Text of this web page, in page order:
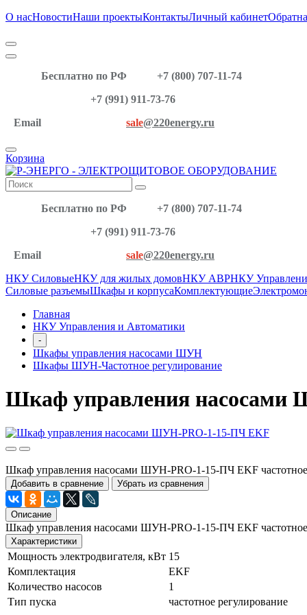
О насНовостиНаши проектыКонтактыЛичный кабинет
Бесплатно по РФ
+7 (800) 707-11-74
+7 (991) 911-73-76
Email
sale@220energy.ru
Корзина
Бесплатно по РФ
+7 (800) 707-11-74
+7 (991) 911-73-76
Email
sale@220energy.ru
НКУ СиловыеНКУ для жилых домовНКУ АВРНКУ
Силовые разъемыШкафы и корпусаКомплектующие
Главная
НКУ Управления и Автоматики
-
Шкафы управления насосами ШУН
Шкафы ШУН-Частотное регулирование
Шкаф управления
Шкаф управления насосами ШУН-PRO-1-15-ПЧ EKF частотное
Добавить в сравнение Убрать из сравнения
Описание
Шкаф управления насосами ШУН-PRO-1-15-ПЧ EKF частотное
Характеристики
Мощность электродвигателя, кВт 15
Комплектация
EKF
Количество насосов
1
Тип пуска
частотное регулирование